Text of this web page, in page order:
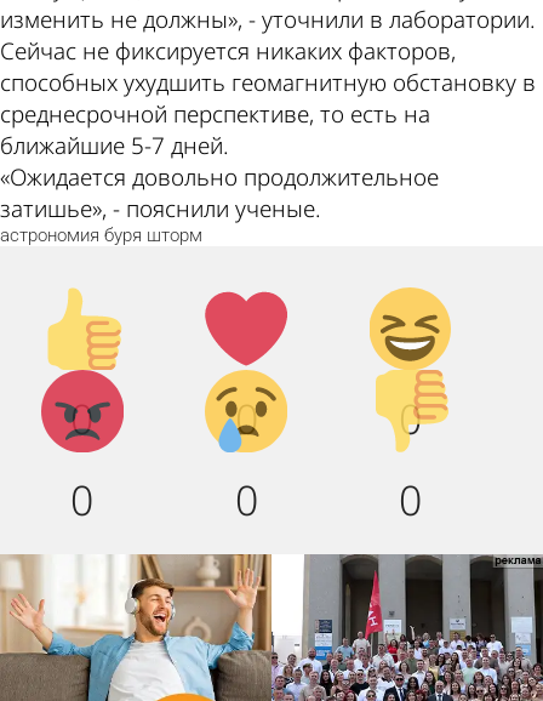
изменить не должны», - уточнили в лаборатории.
Сейчас не фиксируется никаких факторов,
способных ухудшить геомагнитную обстановку в
среднесрочной перспективе, то есть на
ближайшие 5-7 дней.
«Ожидается довольно продолжительное
затишье», - пояснили ученые.
астрономия буря шторм
Палец
вверх!
0
Лайк!
0
Дикий
смех!
0
Агрессия!
0
Грусть
:(
0
Палец
вниз!
0